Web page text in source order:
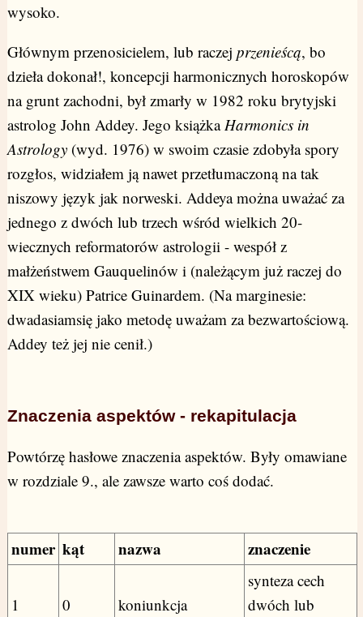
wysoko.
Głównym przenosicielem, lub raczej przenieścą, bo
dzieła dokonał!, koncepcji harmonicznych horoskopów
na grunt zachodni, był zmarły w 1982 roku brytyjski
astrolog John Addey. Jego książka Harmonics in
Astrology(wyd. 1976) w swoim czasie zdobyła spory
rozgłos, widziałem ją nawet przetłumaczoną na tak
niszowy język jak norweski. Addeya można uważać za
jednego z dwóch lub trzech wśród wielkich 20-
wiecznych reformatorów astrologii - wespół z
małżeństwem Gauquelinów i (należącym już raczej do
XIX wieku) Patrice Guinardem. (Na marginesie:
dwadasiamsię jako metodę uważam za bezwartościową.
Addey też jej nie cenił.)
Znaczenia aspektów - rekapitulacja
Powtórzę hasłowe znaczenia aspektów. Były omawiane
w rozdziale 9., ale zawsze warto coś dodać.
numer kąt nazwa znaczenie
1 0 koniunkcja
synteza cech
dwóch lub